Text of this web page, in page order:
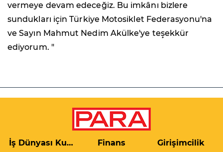
vermeye devam edeceğiz. Bu imkânı bizlere
sundukları için Türkiye Motosiklet Federasyonu'na
ve Sayın Mahmut Nedim Akülke'ye teşekkür
ediyorum. "
İş Dünyası Kulis Finans Girişimcilik